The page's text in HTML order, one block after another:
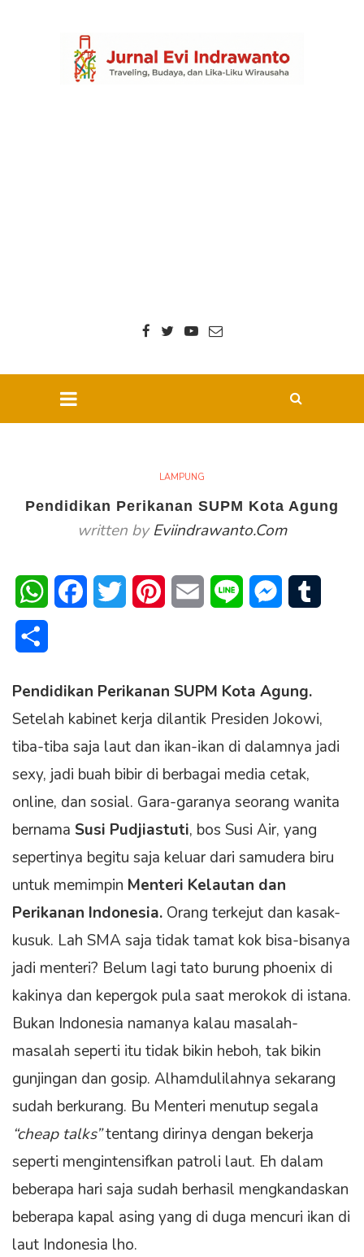
LAMPUNG
Pendidikan Perikanan SUPM Kota Agung
written byEviindrawanto.com
WhatsAppFacebookTwitter PinterestEmail Line Messenger
Pendidikan Perikanan SUPM Kota Agung.
Setelah kabinet kerja dilantik Presiden Jokowi,
tiba-tiba saja laut dan ikan-ikan di dalamnya jadi
sexy, jadi buah bibir di berbagai media cetak,
online, dan sosial. Gara-garanya seorang wanita
bernama Susi Pudjiastuti, bos Susi Air, yang
sepertinya begitu saja keluar dari samudera biru
untuk memimpin Menteri Kelautan dan
Perikanan Indonesia. Orang terkejut dan kasak-
kusuk. Lah SMA saja tidak tamat kok bisa-bisanya
jadi menteri? Belum lagi tato burung phoenix di
kakinya dan kepergok pula saat merokok di istana.
Bukan Indonesia namanya kalau masalah-
masalah seperti itu tidak bikin heboh, tak bikin
gunjingan dan gosip. Alhamdulilahnya sekarang
sudah berkurang. Bu Menteri menutup segala
“cheap talks”tentang dirinya dengan bekerja
seperti mengintensifkan patroli laut. Eh dalam
beberapa hari saja sudah berhasil mengkandaskan
beberapa kapal asing yang di duga mencuri ikan di
laut Indonesia lho.